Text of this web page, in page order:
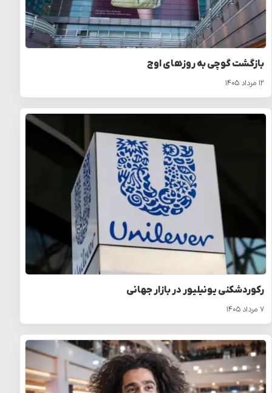
بازگشت گوچی به روزهای اوج
۱۲ مرداد ۱۴۰۵
رکوردشکنی یونیلیور در بازار جهانی
۷ مرداد ۱۴۰۵